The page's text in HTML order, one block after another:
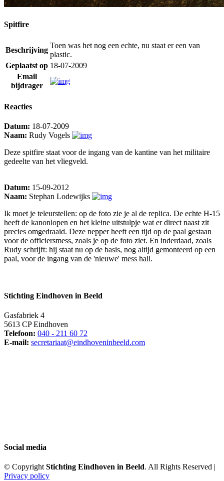
Spitfire
Beschrijving
Toen was het nog een echte, nu staat er een van
plastic.
Geplaatst op 18-07-2009
Email
bijdrager
Reacties
Datum: 18-07-2009
Naam: Rudy Vogels
Deze spitfire staat voor de ingang van de kantine van het militaire
gedeelte van het vliegveld.
Datum: 15-09-2012
Naam: Stephan Lodewijks
Ik moet je teleurstellen: op de foto zie je al de replica. De echte H-15
heeft de kanonlopen en het kleine uitstulpje wat er direct naast zit
precies omgedraaid. Deze nepper heeft een tijd op de paal gestaan
voor de officiersmess, zoals je op de foto ziet. En inderdaad, zoals
Rudy schrijft: hij staat nu op de basis, nog altijd gemonteerd op een
paal, voor de ingang van de 'nieuwe' mess hall.
Stichting Eindhoven in Beeld
Gasfabriek 4
5613 CP Eindhoven
Telefoon: 040 - 211 60 72
E-mail: secretariaat@eindhoveninbeeld.com
Social media
© CopyrightStichting Eindhoven in Beeld. All Rights Reserved |
Privacy policy